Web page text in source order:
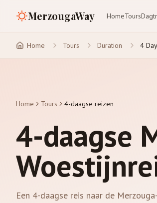
MerzougaWay HomeTours
Home Tours Duration 4
Home Tours 4-daagse reizen
4-daagse
Een 4-daagse reis naar de